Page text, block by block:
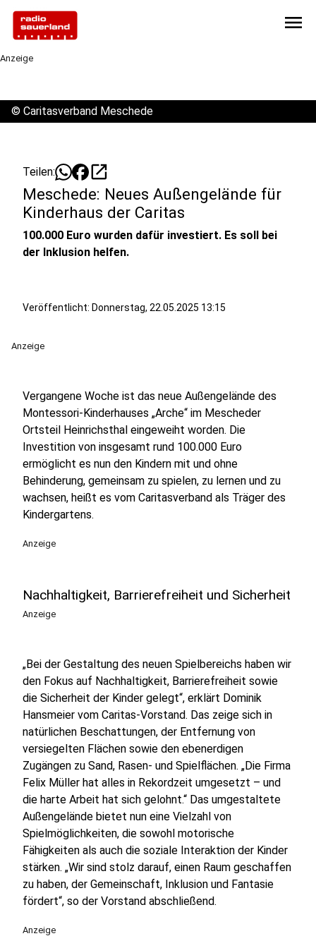
menu
Anzeige
© Caritasverband Meschede
Teilen: open_in_new
Meschede: Neues Außengelände für
Kinderhaus der Caritas
100.000 Euro wurden dafür investiert. Es soll bei
der Inklusion helfen.
Veröffentlicht: Donnerstag, 22.05.2025 13:15
Anzeige
Vergangene Woche ist das neue Außengelände des
Montessori-Kinderhauses „Arche“ im Mescheder
Ortsteil Heinrichsthal eingeweiht worden. Die
Investition von insgesamt rund 100.000 Euro
ermöglicht es nun den Kindern mit und ohne
Behinderung, gemeinsam zu spielen, zu lernen und zu
wachsen, heißt es vom Caritasverband als Träger des
Kindergartens.
Anzeige
Nachhaltigkeit, Barrierefreiheit und Sicherheit
Anzeige
„Bei der Gestaltung des neuen Spielbereichs haben wir
den Fokus auf Nachhaltigkeit, Barrierefreiheit sowie
die Sicherheit der Kinder gelegt“, erklärt Dominik
Hansmeier vom Caritas-Vorstand. Das zeige sich in
natürlichen Beschattungen, der Entfernung von
versiegelten Flächen sowie den ebenerdigen
Zugängen zu Sand, Rasen- und Spielflächen. „Die Firma
Felix Müller hat alles in Rekordzeit umgesetzt – und
die harte Arbeit hat sich gelohnt.“ Das umgestaltete
Außengelände bietet nun eine Vielzahl von
Spielmöglichkeiten, die sowohl motorische
Fähigkeiten als auch die soziale Interaktion der Kinder
stärken. „Wir sind stolz darauf, einen Raum geschaffen
zu haben, der Gemeinschaft, Inklusion und Fantasie
fördert“, so der Vorstand abschließend.
Anzeige